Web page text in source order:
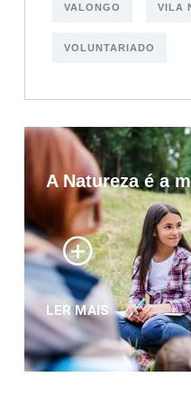
VALONGO VILA
VOLUNTARIADO
A Natureza é a
LER MAIS